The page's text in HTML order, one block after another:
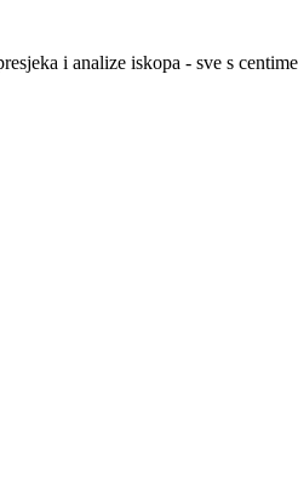
i analize iskopa - sve s